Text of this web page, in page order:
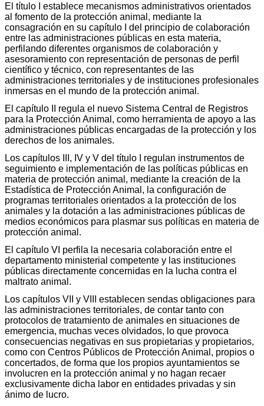
El título I establece mecanismos administrativos orientados
al fomento de la protección animal, mediante la
consagración en su capítulo I del principio de colaboración
entre las administraciones públicas en esta materia,
perfilando diferentes organismos de colaboración y
asesoramiento con representación de personas de perfil
científico y técnico, con representantes de las
administraciones territoriales y de instituciones profesionales
inmersas en el mundo de la protección animal.
El capítulo II regula el nuevo Sistema Central de Registros
para la Protección Animal, como herramienta de apoyo a las
administraciones públicas encargadas de la protección y los
derechos de los animales.
Los capítulos III, IV y V del título I regulan instrumentos de
seguimiento e implementación de las políticas públicas en
materia de protección animal, mediante la creación de la
Estadística de Protección Animal, la configuración de
programas territoriales orientados a la protección de los
animales y la dotación a las administraciones públicas de
medios económicos para plasmar sus políticas en materia de
protección animal.
El capítulo VI perfila la necesaria colaboración entre el
departamento ministerial competente y las instituciones
públicas directamente concernidas en la lucha contra el
maltrato animal.
Los capítulos VII y VIII establecen sendas obligaciones para
las administraciones territoriales, de contar tanto con
protocolos de tratamiento de animales en situaciones de
emergencia, muchas veces olvidados, lo que provoca
consecuencias negativas en sus propietarias y propietarios,
como con Centros Públicos de Protección Animal, propios o
concertados, de forma que los propios ayuntamientos se
involucren en la protección animal y no hagan recaer
exclusivamente dicha labor en entidades privadas y sin
ánimo de lucro.